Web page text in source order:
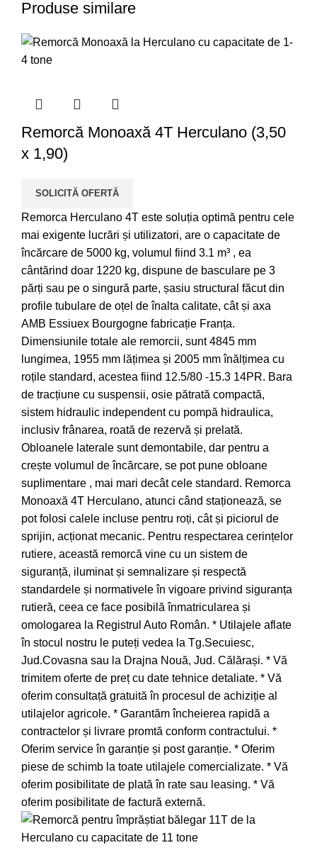
Produse similare
Remorcă Monoaxă 4T Herculano (3,50
x 1,90)
SOLICITĂ OFERTĂ
Remorca Herculano 4T este soluția optimă pentru cele
mai exigente lucrări și utilizatori, are o capacitate de
încărcare de 5000 kg, volumul fiind 3.1 m³ , ea
cântărind doar 1220 kg, dispune de basculare pe 3
părți sau pe o singură parte, șasiu structural făcut din
profile tubulare de oțel de înalta calitate, cât și axa
AMB Essiuex Bourgogne fabricație Franța.
Dimensiunile totale ale remorcii, sunt 4845 mm
lungimea, 1955 mm lățimea și 2005 mm înălțimea cu
roțile standard, acestea fiind 12.5/80 -15.3 14PR. Bara
de tracțiune cu suspensii, osie pătrată compactă,
sistem hidraulic independent cu pompă hidraulica,
inclusiv frânarea, roată de rezervă și prelată.
Obloanele laterale sunt demontabile, dar pentru a
crește volumul de încărcare, se pot pune obloane
suplimentare , mai mari decât cele standard. Remorca
Monoaxă 4T Herculano, atunci când staționează, se
pot folosi calele incluse pentru roți, cât și piciorul de
sprijin, acționat mecanic. Pentru respectarea cerințelor
rutiere, această remorcă vine cu un sistem de
siguranță, iluminat și semnalizare și respectă
standardele și normativele în vigoare privind siguranța
rutieră, ceea ce face posibilă înmatricularea și
omologarea la Registrul Auto Român. * Utilajele aflate
în stocul nostru le puteți vedea la Tg.Secuiesc,
Jud.Covasna sau la Drajna Nouă, Jud. Călărași. * Vă
trimitem oferte de preț cu date tehnice detaliate. * Vă
oferim consultață gratuită în procesul de achiziție al
utilajelor agricole. * Garantăm încheierea rapidă a
contractelor și livrare promtă conform contractului. *
Oferim service în garanție și post garanție. * Oferim
piese de schimb la toate utilajele comercializate. * Vă
oferim posibilitate de plată în rate sau leasing. * Vă
oferim posibilitate de factură externă.